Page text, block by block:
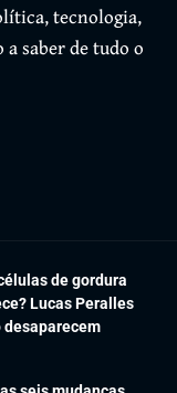
tecnologia,
saber de tudo o
de gordura
Lucas Peralles
desaparecem